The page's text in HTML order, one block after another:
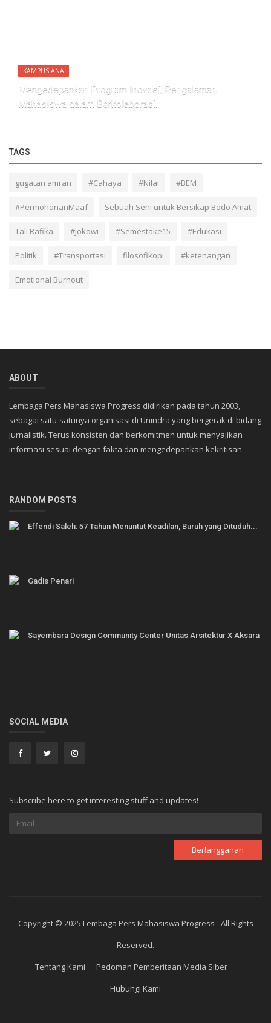
KAMPUSIANA
Mengedepankan Program Inovasi, Pengalaman
Mahasiswa dalam Berkolaborasi...
TAGS
gugatan amran #Cahaya #Nilai #BEM
#PermohonanMaaf Sebuah Seni untuk Bersikap Bodo Amat
Tali Rafika #Jokowi #Semestake15 #Edukasi
Politik #Transportasi filosofikopi #ketenangan
Emotional Burnout
ABOUT
Lembaga Pers Mahasiswa Progress didirikan pada tahun 2003,
sebagai satu-satunya organisasi di Unindra yang bergerak di bidang
jurnalistik. Terus konsisten dan berkomitmen untuk menyajikan
informasi sesuai dengan fakta dan mengedepankan kekritisan.
RANDOM POSTS
Effendi Saleh: 57 Tahun Menuntut Keadilan, Buruh yang Dituduh...
Gadis Penari
Sayembara Design Community Center Unitas Arsitektur X Aksara
SOCIAL MEDIA
Subscribe here to get interesting stuff and updates!
Copyright © 2025 Lembaga Pers Mahasiswa Progress - All Rights
Reserved.
Tentang Kami
Pedoman Pemberitaan Media Siber
Hubungi Kami